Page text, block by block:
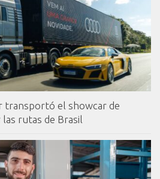
transportó el showcar de
rutas de Brasil